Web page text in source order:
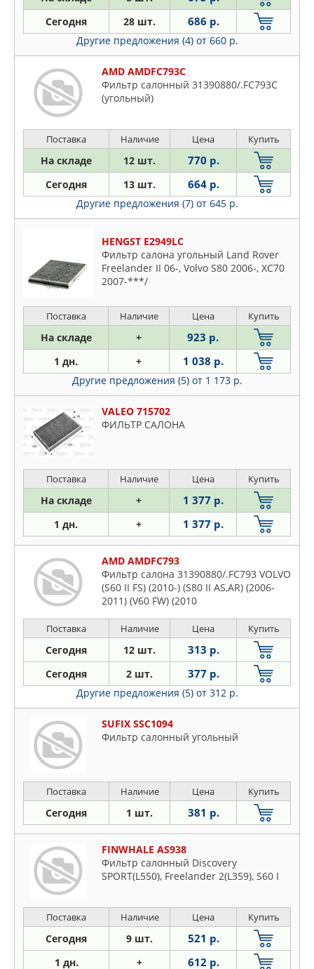
Сегодня 28 шт. 686 р.
Другие предложения (4) от 660 р.
AMD AMDFC793C
Фильтр салонный 31390880/.FC793C
(угольный)
Поставка Наличие Цена Купить
На складе 12 шт. 770 р.
Сегодня 13 шт. 664 р.
Другие предложения (7) от 645 р.
HENGST E2949LC
Фильтр салона угольный Land Rover
Freelander II 06-, Volvo S80 2006-, XC70
2007-***/
Поставка Наличие Цена Купить
На складе + 923 р.
1 дн. + 1 038 р.
Другие предложения (5) от 1 173 р.
VALEO 715702
ФИЛЬТР САЛОНА
Поставка Наличие Цена Купить
На складе + 1 377 р.
1 дн. + 1 377 р.
AMD AMDFC793
Фильтр салона 31390880/.FC793 VOLVO
(S60 II FS) (2010-) (S80 II AS,AR) (2006-
2011) (V60 FW) (2010
Поставка Наличие Цена Купить
Сегодня 12 шт. 313 р.
Сегодня 2 шт. 377 р.
Другие предложения (5) от 312 р.
SUFIX SSC1094
Фильтр салонный угольный
Поставка Наличие Цена Купить
Сегодня 1 шт. 381 р.
FINWHALE AS938
Фильтр салонный Discovery
SPORT(L550), Freelander 2(L359), S60 I
Поставка Наличие Цена Купить
Сегодня 9 шт. 521 р.
1 дн. + 612 р.